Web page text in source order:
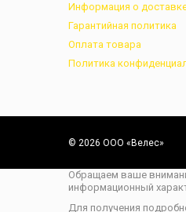
Информация о
Гарантийная политика
Оплата товара
Политика
© 2026 ООО «Велес»
Обращаем ваше
информационный
Для получения